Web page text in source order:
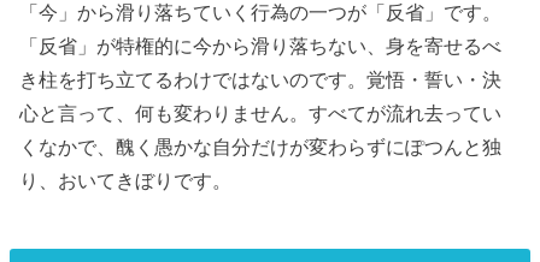
「今」から滑り落ちていく行為の一つが「反省」 です。
「反省」が特権的に今から滑り落ちない、身を寄せるべ
き柱を打ち立てるわけではないのです。覚悟・誓い・決
心と言って、何も変わりません。すべてが流れ去ってい
くなかで、醜く愚かな自分だけが変わらずにぽつんと独
り、おいてきぼりです。